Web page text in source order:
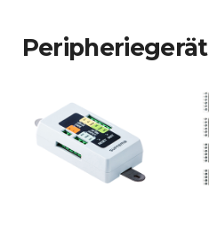
Peripheriegerät